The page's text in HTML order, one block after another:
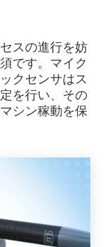
スの進行を妨
です。マイク
クセンサはス
を行い、その
シン稼動を保